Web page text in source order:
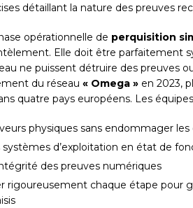
détaillant la nature des preuves
opérationnelle de perquisition
Elle doit être parfaitement
ne puissent détruire des preuves
du réseau « Omega » en 2023,
quatre pays européens. Les
physiques sans endommager
systèmes d’exploitation en état de
des preuves numériques
rigoureusement chaque étape pour